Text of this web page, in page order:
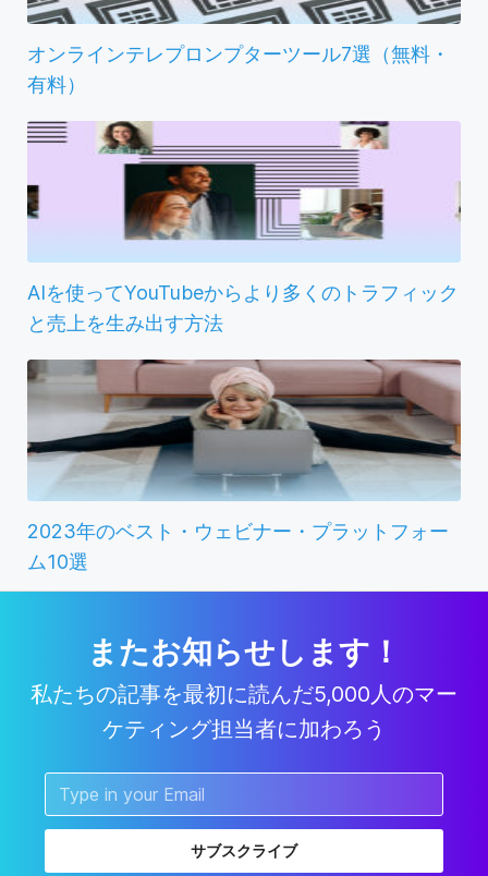
オンラインテレプロンプターツール7選（無料・
有料）
AIを使ってYouTubeからより多くのトラフィック
と売上を生み出す方法
2023年のベスト・ウェビナー・プラットフォー
ム10選
またお知らせします！
私たちの記事を最初に読んだ5,000人のマー
ケティング担当者に加わろう
サブスクライブ